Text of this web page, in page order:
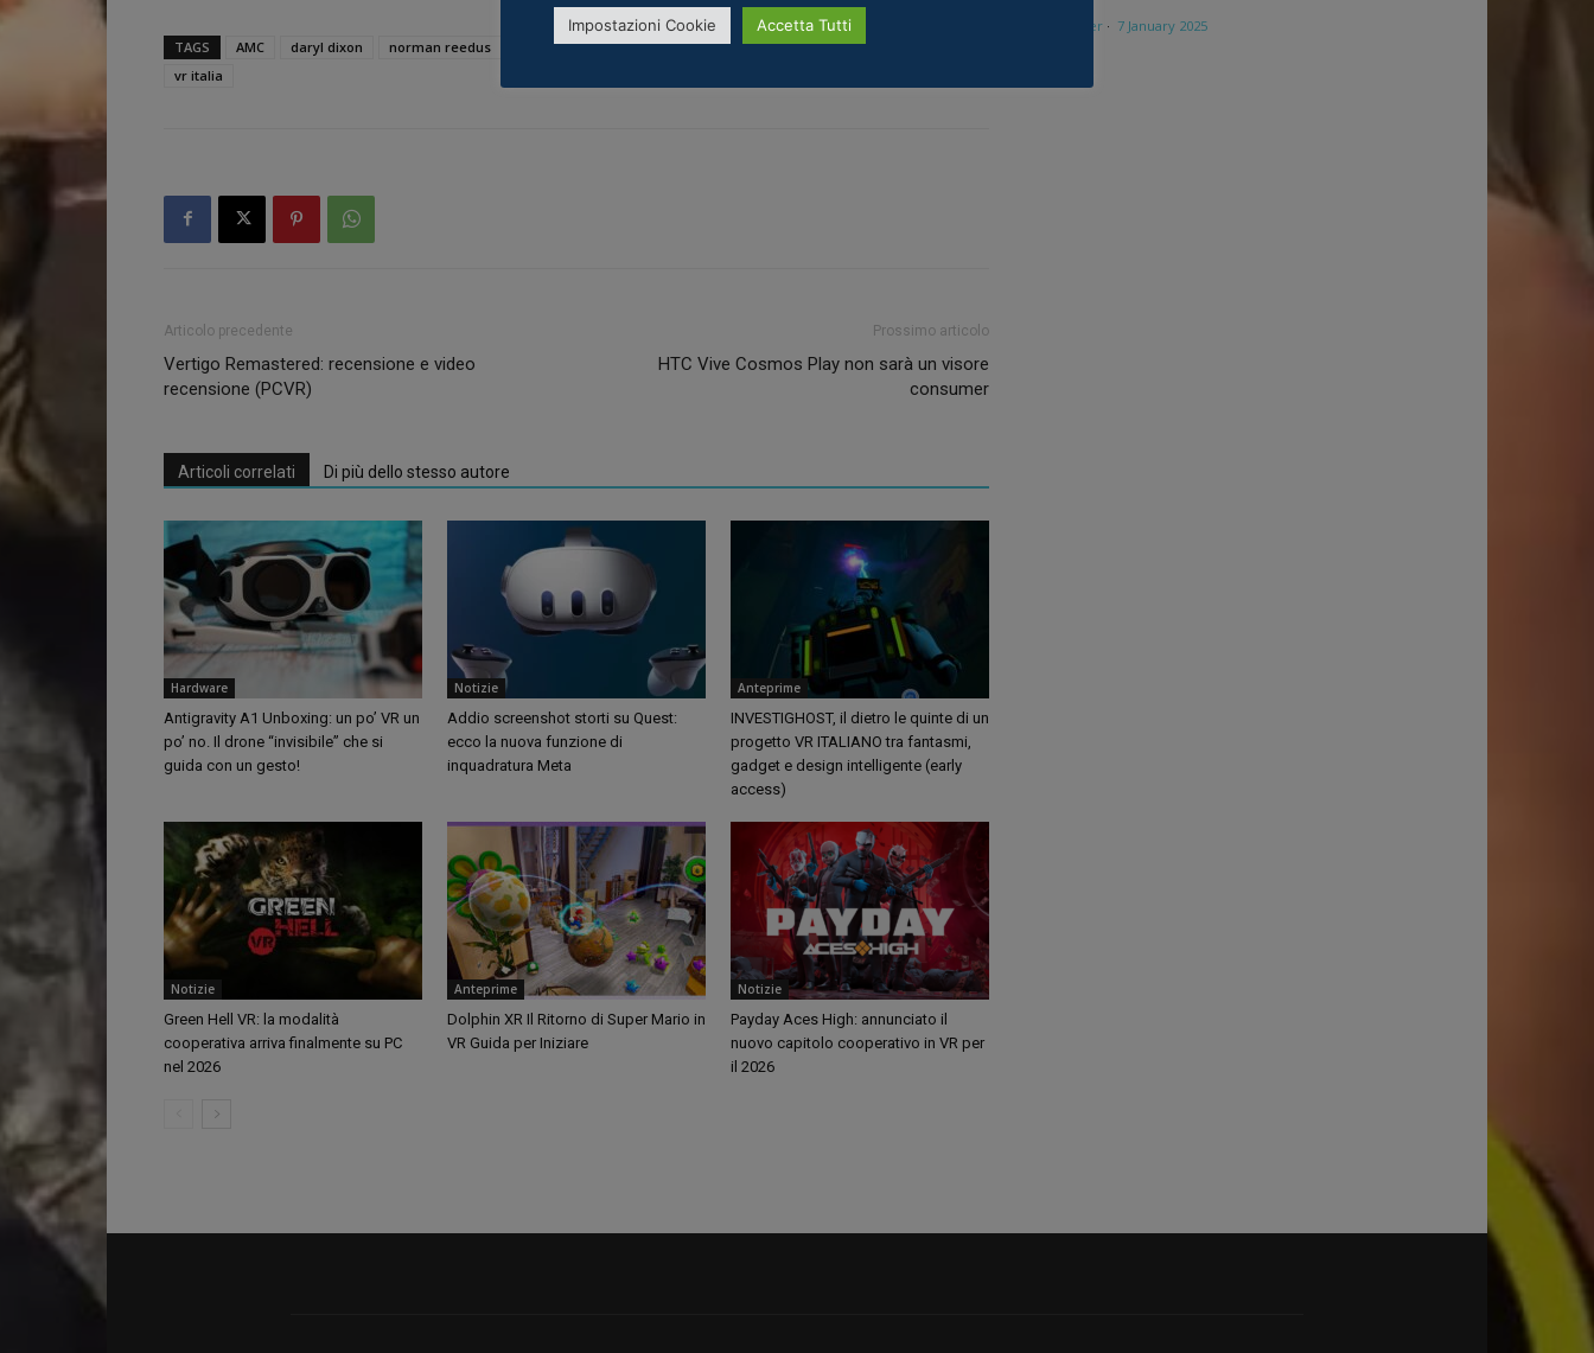
TAGS AMC daryl dixon norman reedus Survios the walking dead The Walking Dead Onslaught
vr italia
Articolo precedente
Vertigo Remastered: recensione e video
recensione (PCVR)
Prossimo articolo
HTC Vive Cosmos Play non sarà un visore
consumer
Articoli correlati Di più dello stesso autore
Hardware
Antigravity A1 Unboxing: un po’ VR un
po’ no. Il drone “invisibile” che si
guida con un gesto!
Notizie
Addio screenshot storti su Quest:
ecco la nuova funzione di
inquadratura Meta
Anteprime
INVESTIGHOST, il dietro le quinte di un
progetto VR ITALIANO tra fantasmi,
gadget e design intelligente (early
access)
Notizie
Green Hell VR: la modalità
cooperativa arriva finalmente su PC
nel 2026
Anteprime
Dolphin XR Il Ritorno di Super Mario in
VR Guida per Iniziare
Notizie
Payday Aces High: annunciato il
nuovo capitolo cooperativo in VR per
il 2026
Potter · 7 January 2025
Impostazioni Cookie Accetta Tutti